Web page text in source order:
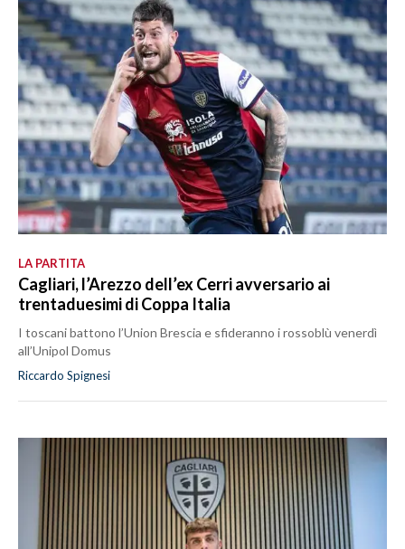
LA PARTITA
Cagliari, l’Arezzo dell’ex Cerri avversario ai
trentaduesimi di Coppa Italia
I toscani battono l’Union Brescia e sfideranno i rossoblù venerdì
all’Unipol Domus
Riccardo Spignesi